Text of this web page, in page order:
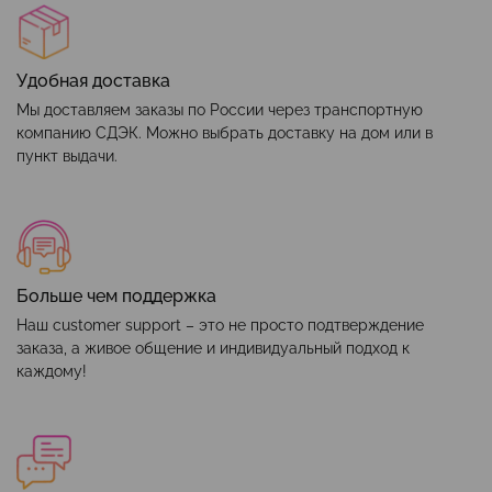
Удобная доставка
Мы доставляем заказы по России через транспортную
компанию СДЭК. Можно выбрать доставку на дом или в
пункт выдачи.
Больше чем поддержка
Наш customer support – это не просто подтверждение
заказа, а живое общение и индивидуальный подход к
каждому!